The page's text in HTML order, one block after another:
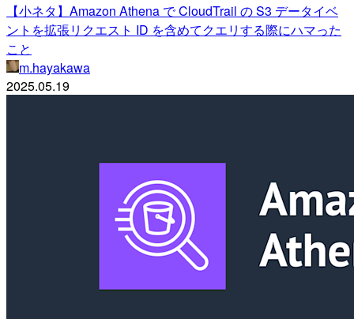
【小ネタ】Amazon Athena で CloudTrail の S3 データイベ
ントを拡張リクエスト ID を含めてクエリする際にハマった
こと
m.hayakawa
2025.05.19